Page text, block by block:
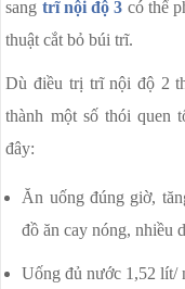
sang trĩ nội độ 3 có thể
thuật cắt bỏ búi trĩ.
Dù điều trị trĩ nội độ 2
thành một số thói quen
đây:
Ăn uống đúng giờ,
đồ ăn cay nóng, nhiều
Uống đủ nước 1,52 lít/